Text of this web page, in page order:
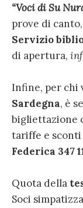
“Voci di Su
prove di canto,
Servizio
di apertura,
Infine, per chi
Sardegna, è
bigliettazione
tariffe e sconti
Federica 347
Quota della
Soci